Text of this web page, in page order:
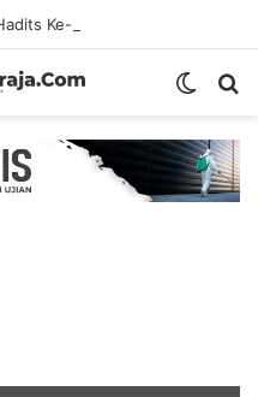
Ke-7 Arbain Nawawi